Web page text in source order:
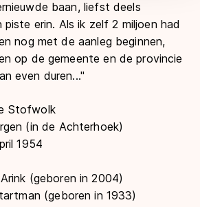
baan, liefst deels
piste erin. Als ik zelf 2 miljoen had
nog met de aanleg beginnen,
op de gemeente en de provincie
even duren..."
Stofwolk
(in de Achterhoek)
1954
(geboren in 2004)
(geboren in 1933)